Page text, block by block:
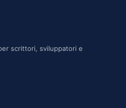
scrittori, sviluppatori e